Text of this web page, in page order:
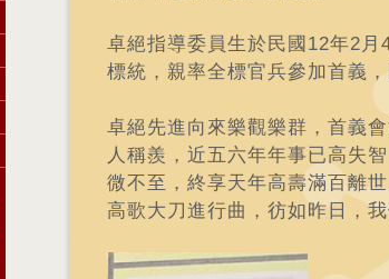
卓絕指導委員生於民國12年2
標統，親率全標官兵參加首義
卓絕先進向來樂觀樂群，首義
人稱羨，近五六年年事已高失
微不至，終享天年高壽滿百離
高歌大刀進行曲，彷如昨日，